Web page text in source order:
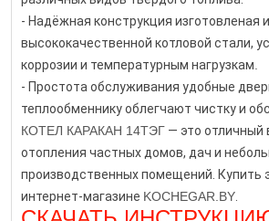
- Надёжная конструкция изготовленая
высококачественной котловой стали,
коррозии и температурным нагрузкам
- Простота обслуживания удобные
теплообменнику облегчают чистку и
КОТЕЛ КАРАКАН 14ТЭГ — это отличный
отопления частных домов, дач и
производственных помещений. Купить
интернет-магазине KOCHEGAR.BY